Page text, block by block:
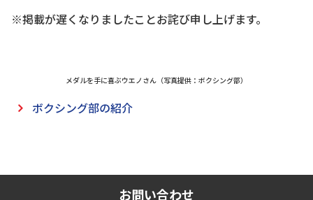
※掲載が遅くなりましたことお詫び申し上げます。
メダルを手に喜ぶウエノさん（写真提供：ボクシング部）
ボクシング部の紹介
お問い合わせ